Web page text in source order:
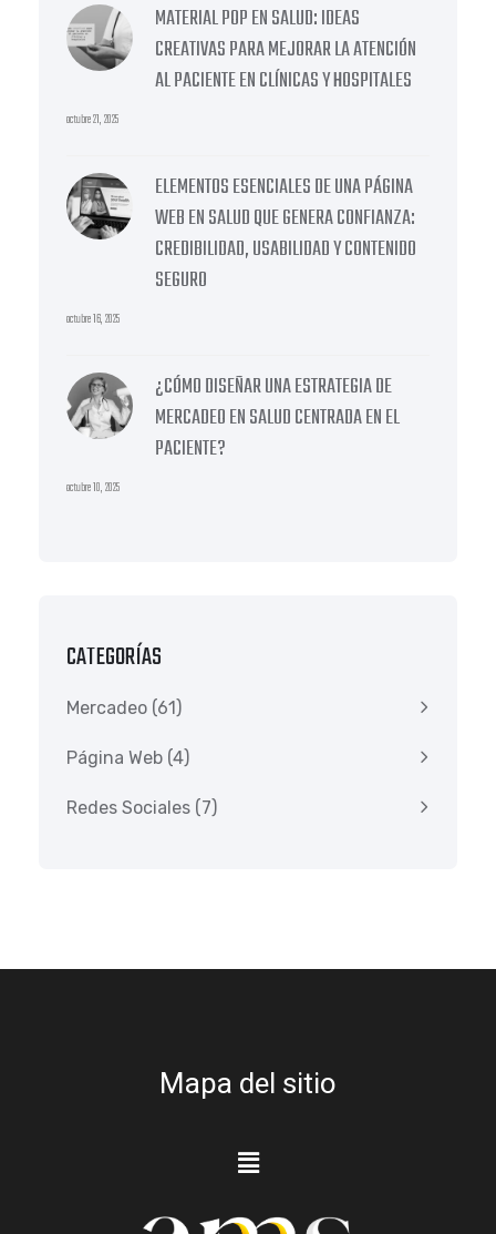
MATERIAL POP EN SALUD: IDEAS
CREATIVAS PARA MEJORAR LA ATENCIÓN
AL PACIENTE EN CLÍNICAS Y HOSPITALES
octubre 21, 2025
ELEMENTOS ESENCIALES DE UNA PÁGINA
WEB EN SALUD QUE GENERA CONFIANZA:
CREDIBILIDAD, USABILIDAD Y CONTENIDO
SEGURO
octubre 16, 2025
¿CÓMO DISEÑAR UNA ESTRATEGIA DE
MERCADEO EN SALUD CENTRADA EN EL
PACIENTE?
octubre 10, 2025
CATEGORÍAS
Mercadeo (61)
Página Web (4)
Redes Sociales (7)
Mapa del sitio